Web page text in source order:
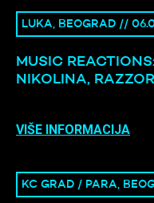
LUKA, BEOGRAD //
MUSIC
NIKOLINA,
VIŠE INFORMACIJA
KC GRAD / PARA,